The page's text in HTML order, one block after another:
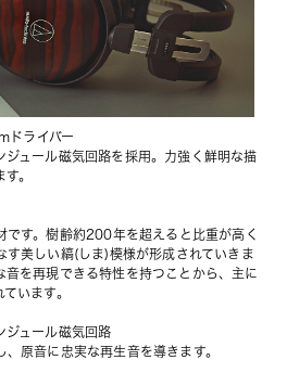
ライバー
ュール磁気回路を採用。力強く鮮明な描
。
です。樹齢約200年を超えると比重が高く
す美しい縞(しま)模様が形成されていきま
音を再現できる特性を持つことから、主に
います。
ュール磁気回路
原音に忠実な再生音を導きます。